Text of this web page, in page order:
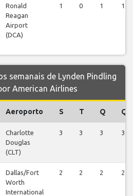
Ronald
Reagan
Airport
(DCA)
1 0 1 1
semanais de Lynden Pindling
American Airlines
Aeroporto S T Q Q
Charlotte
Douglas
(CLT)
3 3 3 3
Dallas/Fort
Worth
International
2 2 2 2